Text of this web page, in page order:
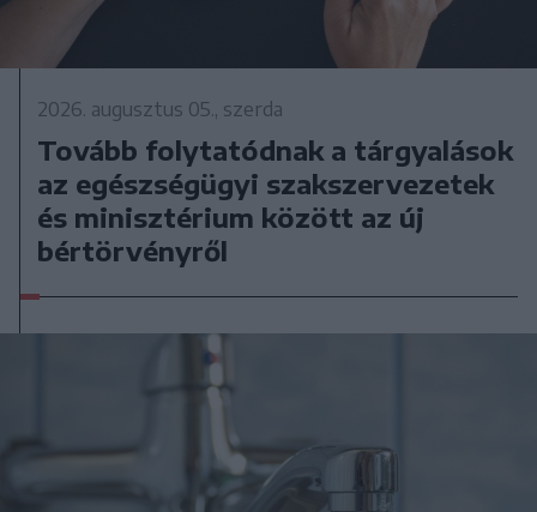
2026. augusztus 05., szerda
Tovább folytatódnak a tárgyalások
az egészségügyi szakszervezetek
és minisztérium között az új
bértörvényről